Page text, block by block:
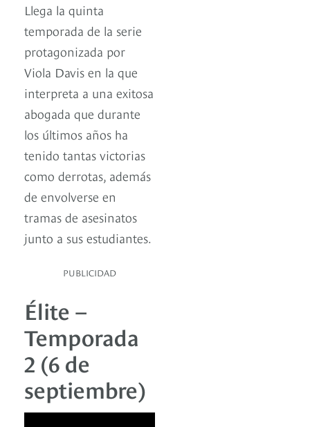
Llega la quinta
temporada de la serie
protagonizada por
Viola Davis en la que
interpreta a una exitosa
abogada que durante
los últimos años ha
tenido tantas victorias
como derrotas, además
de envolverse en
tramas de asesinatos
junto a sus estudiantes.
PUBLICIDAD
Élite –
Temporada
2 (6 de
septiembre)